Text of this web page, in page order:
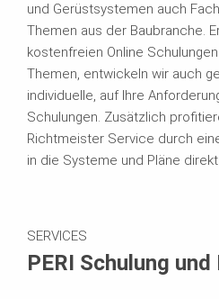
und Gerüstsystemen auch
Themen aus der Baubranche.
kostenfreien Online
Themen, entwickeln wir auch
individuelle, auf Ihre
Schulungen. Zusätzlich
Richtmeister Service durch
in die Systeme und Pläne
SERVICES
PERI Schulung